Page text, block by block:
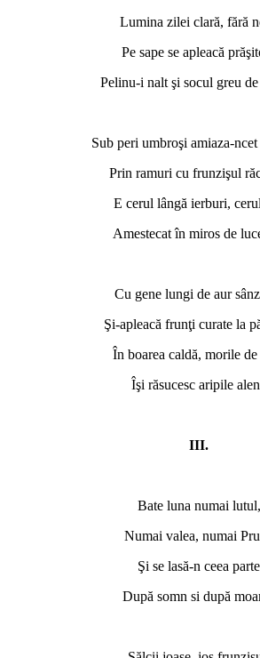
Lumina zilei clară, fără
Pe sape se apleacă
Pelinu-i nalt şi socul greu
Sub peri umbroşi amiaza-ncet
Prin ramuri cu frunzişul
E cerul lângă ierburi,
Amestecat în miros de
Cu gene lungi de aur
Şi-apleacă frunţi curate la
În boarea caldă, morile
Îşi răsucesc aripile
III.
Bate luna numai lutul,
Numai valea, numai
Şi se lasă-n ceea parte
După somn si după